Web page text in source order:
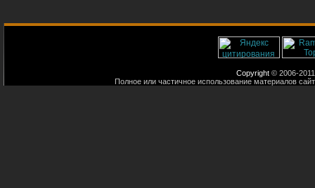
Copyright © 2006-
Полное или частичное использование материалов